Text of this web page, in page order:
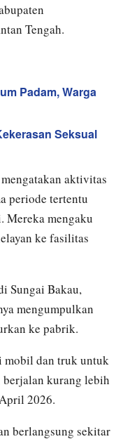
Tengah.
Padam, Warga
Seksual
aktivitas
periode tertentu
Mereka mengaku
ke fasilitas
Sungai Bakau,
mengumpulkan
ke pabrik.
mobil dan truk untuk
kurang lebih
2026.
berlangsung sekitar